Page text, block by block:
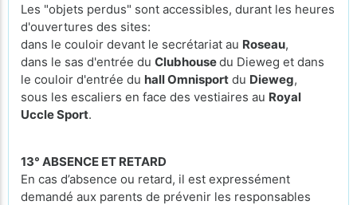
Les "objets perdus" sont accessibles, durant les heures
d'ouvertures des sites:
dans le couloir devant le secrétariat au Roseau,
dans le sas d'entrée du Clubhousedu Dieweg et dans
le couloir d'entrée du hall Omnisport du Dieweg,
sous les escaliers en face des vestiaires au Royal
Uccle Sport.
13° ABSENCE ET RETARD
En cas d’absence ou retard, il est expressément
demandé aux parents de prévenir les responsables